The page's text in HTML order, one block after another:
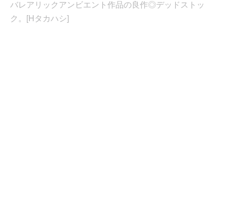
バレアリックアンビエント作品の良作◎デッドストッ
ク。[Hタカハシ]